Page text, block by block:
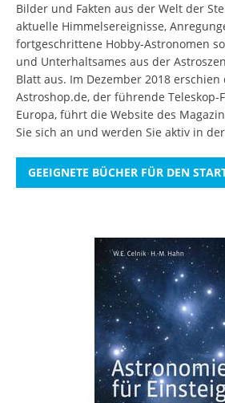
Bilder und Fakten aus der Welt der
aktuelle Himmelsereignisse,
fortgeschrittene Hobby-Astronomen
und Unterhaltsames aus der
Blatt aus. Im Dezember 2018 erschien
Astroshop.de, der führende Teleskop-
Europa, führt die Website des
Sie sich an und werden Sie aktiv in
GEEIGNETE BÜCHER FÜR DEN